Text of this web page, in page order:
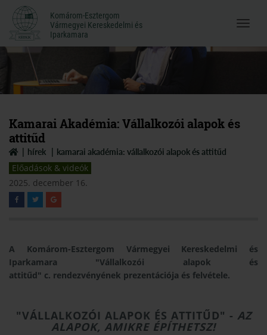
Komárom-Esztergom
Vármegyei Kereskedelmi és
Iparkamara
Komárom-Esztergom
Vármegyei Kereskedelmi és
Iparkamara
Menü
Kamarai Akadémia: Vállalkozói alapok és
attitűd
hírek kamarai akadémia: vállalkozói alapok és attitűd
Előadások & videók
2025. december 16.
A Komárom-Esztergom Vármegyei Kereskedelmi és
Iparkamara "Vállalkozói alapok és
attitűd" c. rendezvényének prezentációja és felvétele.
"VÁLLALKOZÓI ALAPOK ÉS ATTITŰD" - AZ
ALAPOK, AMIKRE ÉPÍTHETSZ!